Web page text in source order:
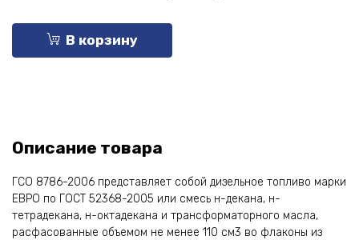
В корзину
Описание товара
ГСО 8786-2006 представляет собой дизельное топливо марки
ЕВРО по ГОСТ 52368-2005 или смесь н-декана, н-
тетрадекана, н-октадекана и трансформаторного масла,
расфасованные объемом не менее 110 см3 во флаконы из